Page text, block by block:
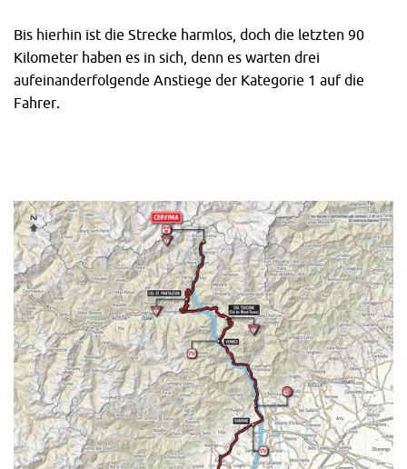
Bis hierhin ist die Strecke harmlos, doch die letzten 90
Kilometer haben es in sich, denn es warten drei
aufeinanderfolgende Anstiege der Kategorie 1 auf die
Fahrer.